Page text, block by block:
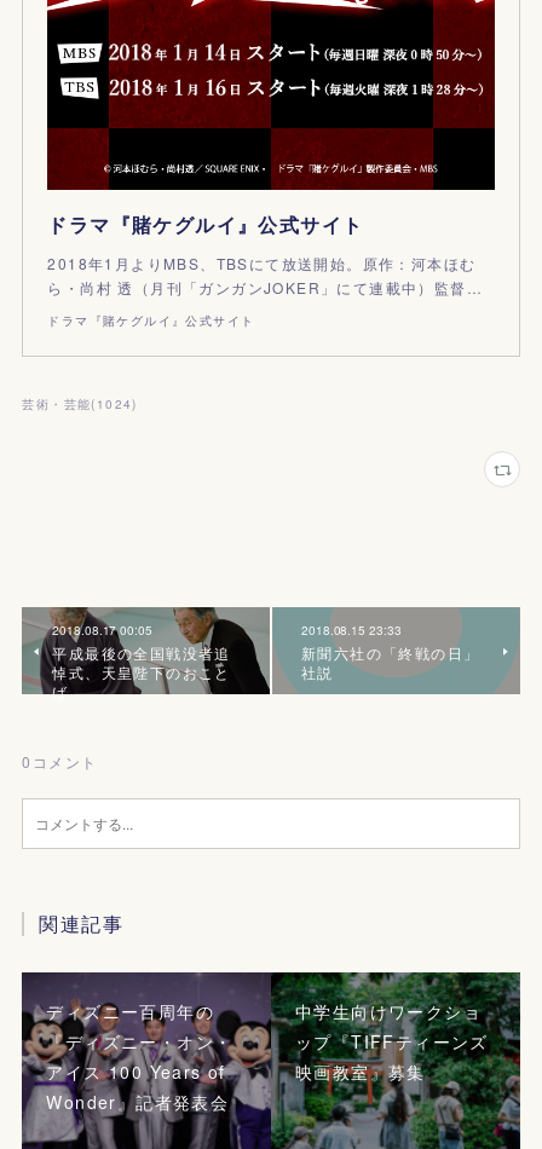
ドラマ『賭ケグルイ』公式サイト
2018年1月よりMBS、TBSにて放送開始。原作：河本ほむ
ら・尚村 透（月刊「ガンガンJOKER」にて連載中）監督…
ドラマ『賭ケグルイ』公式サイト
芸術・芸能( 1024)
2018.08.17 00:05
平成最後の全国戦没者追
悼式、天皇陛下のおこと
ば
2018.08.15 23:33
新聞六社の「終戦の日」
社説
0 コメント
関連記事
ディズニー百周年の
『ディズニー・オン・
アイス 100 Years of
Wonder』記者発表会
中学生向けワークショ
ップ『TIFFティーンズ
映画教室』募集